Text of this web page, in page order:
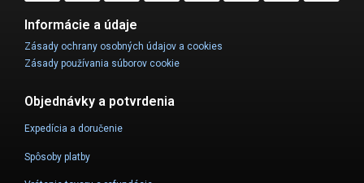
Informácie a údaje
Zásady ochrany osobných údajov a cookies
Zásady používania súborov cookie
Objednávky a potvrdenia
Expedícia a doručenie
Spôsoby platby